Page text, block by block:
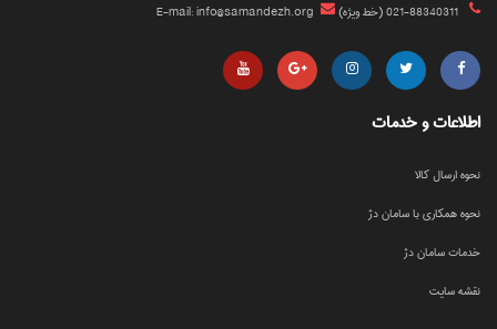
021-88340311 (خط ویژه)
E-mail: info@samandezh.org
اطلاعات و خدمات
نحوه ارسال کالا
نحوه همکاری با سامان دژ
خدمات سامان دژ
نقشه سایت